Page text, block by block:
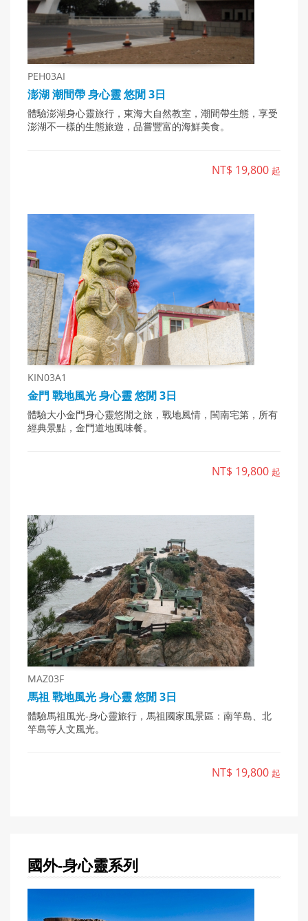
PEH03AI
澎湖 潮間帶 身心靈 悠閒 3日
體驗澎湖身心靈旅行，東海大自然教室，潮間帶生態，享受
澎湖不一樣的生態旅遊，品嘗豐富的海鮮美食。
NT$ 19,800 起
KIN03A1
金門 戰地風光 身心靈 悠閒 3日
體驗大小金門身心靈悠閒之旅，戰地風情，閩南宅第，所有
經典景點，金門道地風味餐。
NT$ 19,800 起
MAZ03F
馬祖 戰地風光 身心靈 悠閒 3日
體驗馬祖風光-身心靈旅行，馬祖國家風景區：南竿島、北
竿島等人文風光。
NT$ 19,800 起
國外-身心靈系列